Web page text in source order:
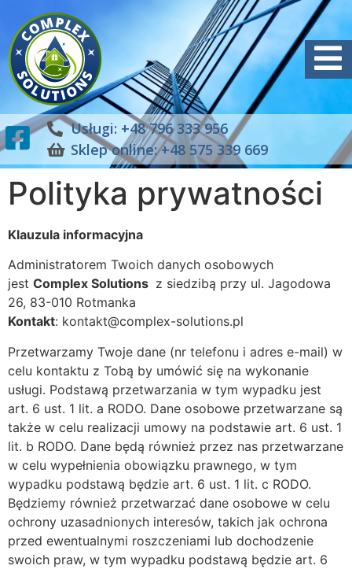
Usługi: +48 796 333 956
Sklep online: +48 575 339 669
Polityka prywatności
Klauzula informacyjna
Administratorem Twoich danych osobowych
jest Complex Solutions z siedzibą przy ul. Jagodowa
26, 83-010 Rotmanka
Kontakt: kontakt@complex-solutions.pl
Przetwarzamy Twoje dane (nr telefonu i adres e-mail) w
celu kontaktu z Tobą by umówić się na wykonanie
usługi. Podstawą przetwarzania w tym wypadku jest
art. 6 ust. 1 lit. a RODO. Dane osobowe przetwarzane są
także w celu realizacji umowy na podstawie art. 6 ust. 1
lit. b RODO. Dane będą również przez nas przetwarzane
w celu wypełnienia obowiązku prawnego, w tym
wypadku podstawą będzie art. 6 ust. 1 lit. c RODO.
Będziemy również przetwarzać dane osobowe w celu
ochrony uzasadnionych interesów, takich jak ochrona
przed ewentualnymi roszczeniami lub dochodzenie
swoich praw, w tym wypadku podstawą będzie art. 6